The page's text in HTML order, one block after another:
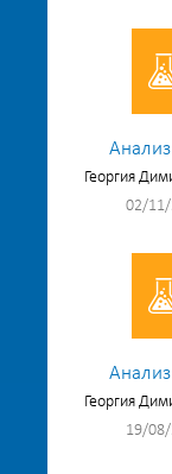
Георгия
02/11/
Георгия
19/